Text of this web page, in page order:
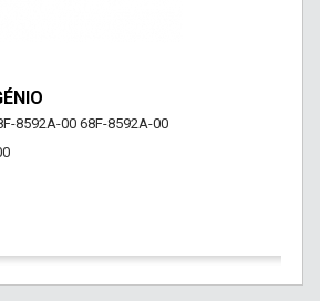
8592A-00 68F-8592A-00